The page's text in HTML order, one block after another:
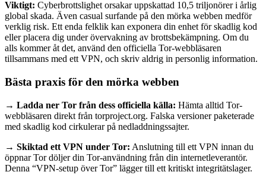
Viktigt: Cyberbrottslighet orsakar uppskattad 10,5 triljonörer i årlig
global skada. Även casual surfande på den mörka webben medför
verklig risk. Ett enda felklik kan exponera din enhet för skadlig kod
eller placera dig under övervakning av brottsbekämpning. Om du
alls kommer åt det, använd den officiella Tor-webbläsaren
tillsammans med ett VPN, och skriv aldrig in personlig information.
Bästa praxis för den mörka webben
→ Ladda ner Tor från dess officiella källa: Hämta alltid Tor-
webbläsaren direkt från torproject.org. Falska versioner paketerade
med skadlig kod cirkulerar på nedladdningssajter.
→ Skiktad ett VPN under Tor: Anslutning till ett VPN innan du
öppnar Tor döljer din Tor-användning från din internetleverantör.
Denna “VPN-setup över Tor” lägger till ett kritiskt integritätslager.